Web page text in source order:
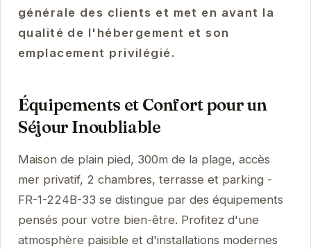
générale des clients et met en avant la
qualité de l'hébergement et son
emplacement privilégié.
Équipements et Confort pour un
Séjour Inoubliable
Maison de plain pied, 300m de la plage, accès
mer privatif, 2 chambres, terrasse et parking -
FR-1-224B-33 se distingue par des équipements
pensés pour votre bien-être. Profitez d'une
atmosphère paisible et d'installations modernes